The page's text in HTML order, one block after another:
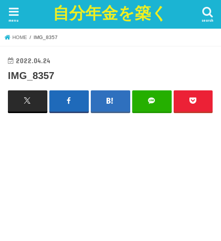
自分年金を築く search
menu
HOME IMG_8357
2022.04.24
IMG_8357